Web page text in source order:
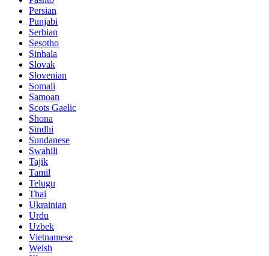
Persian
Punjabi
Serbian
Sesotho
Sinhala
Slovak
Slovenian
Somali
Samoan
Scots Gaelic
Shona
Sindhi
Sundanese
Swahili
Tajik
Tamil
Telugu
Thai
Ukrainian
Urdu
Uzbek
Vietnamese
Welsh